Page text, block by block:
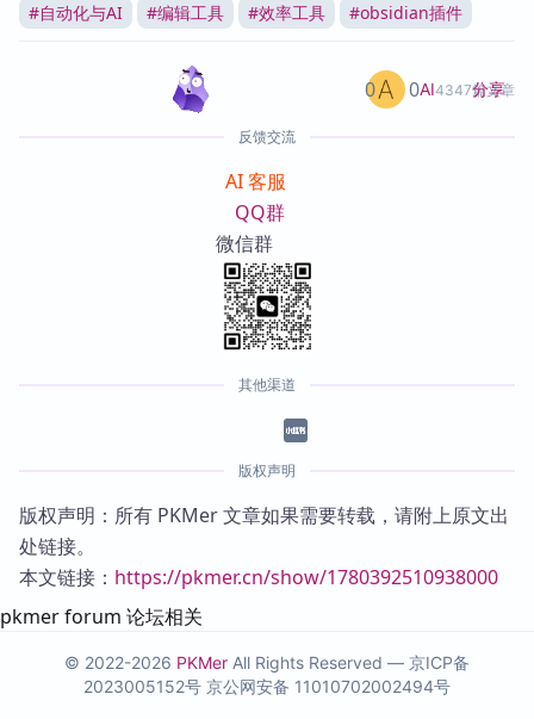
#自动化与AI #编辑工具 #效率工具 #obsidian插件
AI4347篇文章
0 0 分享
反馈交流
AI 客服
QQ群
微信群
其他渠道
版权声明
版权声明：所有 PKMer 文章如果需要转载，请附上原文出
处链接。
本文链接： https://pkmer.cn/show/1780392510938000
pkmer forum 论坛相关
© 2022-2026 PKMer All Rights Reserved — 京ICP备
2023005152号 京公网安备 11010702002494号